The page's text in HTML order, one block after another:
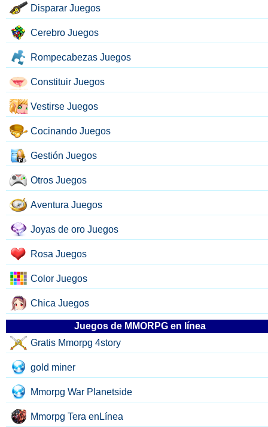
Disparar Juegos
Cerebro Juegos
Rompecabezas Juegos
Constituir Juegos
Vestirse Juegos
Cocinando Juegos
Gestión Juegos
Otros Juegos
Aventura Juegos
Joyas de oro Juegos
Rosa Juegos
Color Juegos
Chica Juegos
Juegos de MMORPG en línea
Gratis Mmorpg 4story
gold miner
Mmorpg War Planetside
Mmorpg Tera enLínea